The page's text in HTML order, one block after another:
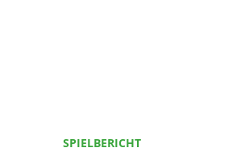
SPIELBERICHT